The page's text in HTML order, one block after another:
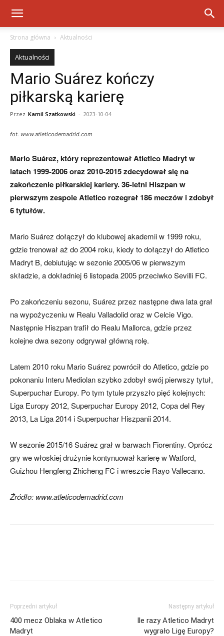
Strona główna Aktualności
Aktualności
Mario Suárez kończy
piłkarską karierę
Przez Kamil Szatkowski - 2023-10-04
fot. www.atleticodemadrid.com
Mario Suárez, który reprezentował Atletico Madryt w
latach 1999-2006 oraz 2010-2015 zdecydował się na
zakończenie piłkarskiej kariery. 36-letni Hiszpan w
pierwszym zespole Atletico rozegrał 186 meczów i zdobył
6 tytułów.
Mario Suárez dołączył do klubowej akademii w 1999 roku,
gdzie trenował aż do 2004 roku, kiedy to dołączył do Atletico
Madryt B, debiutując w sezonie 2005/06 w pierwszym
składzie, a dokładniej 6 listopada 2005 przeciwko Sevilli FC.
Po zakończeniu sezonu, Suárez przez następne dwa lata grał
na wypożyczeniu w Realu Valladolid oraz w Celcie Vigo.
Następnie Hiszpan trafił do Realu Mallorca, gdzie przez
kolejne dwa sezony odgrywał główną rolę.
Latem 2010 roku Mario Suárez powrócił do Atletico, gdzie po
pokonaniu Interu Mediolan szybko zdobył swój pierwszy tytuł,
Superpuchar Europy. Po tym tytule przyszło pięć kolejnych:
Liga Europy 2012, Superpuchar Europy 2012, Copa del Rey
2013, La Liga 2014 i Superpuchar Hiszpanii 2014.
W sezonie 2015/16 Suárez grał w barwach Fiorentiny. Oprócz
gry we włoskiej drużynie kontynuował karierę w Watford,
Guizhou Hengfeng Zhicheng FC i wreszcie Rayo Vallecano.
Źródło: www.atleticodemadrid.com
Poprzedni artykuł
400 mecz Oblaka w Atletico
Madryt
Następny artykuł
Ile razy Atletico Madryt
wygrało Ligę Europy?